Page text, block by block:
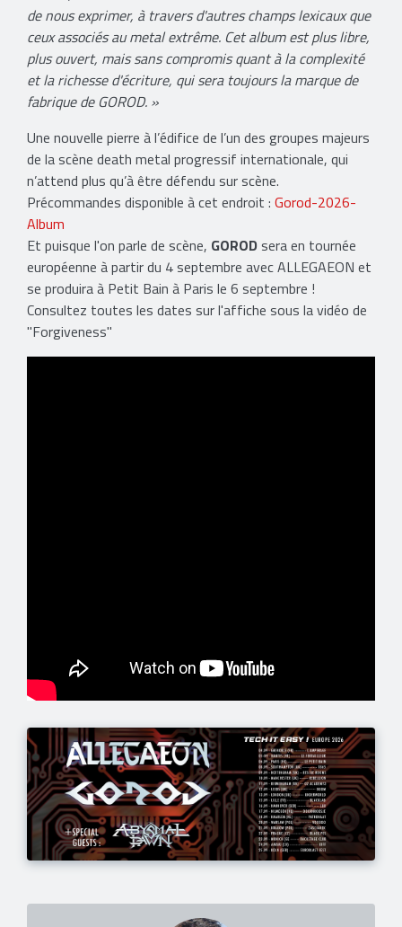
de nous exprimer, à travers d'autres champs lexicaux que
ceux associés au metal extrême. Cet album est plus libre,
plus ouvert, mais sans compromis quant à la complexité
et la richesse d'écriture, qui sera toujours la marque de
fabrique de GOROD. »
Une nouvelle pierre à l’édifice de l’un des groupes majeurs
de la scène death metal progressif internationale, qui
n’attend plus qu’à être défendu sur scène.
Précommandes disponible à cet endroit : Gorod-2026-
Album
Et puisque l'on parle de scène, GORODsera en tournée
européenne à partir du 4 septembre avec ALLEGAEON et
se produira à Petit Bain à Paris le 6 septembre !
Consultez toutes les dates sur l'affiche sous la vidéo de
"Forgiveness"